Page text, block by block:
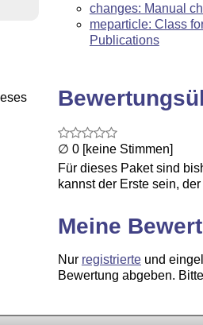
changes: Manual
meparticle: Class
Publications
∅ 0 [keine Stimmen]
Für dieses Paket sind
kannst der Erste sein,
Meine
Nur registrierteund
Bewertung abgeben. Bitte